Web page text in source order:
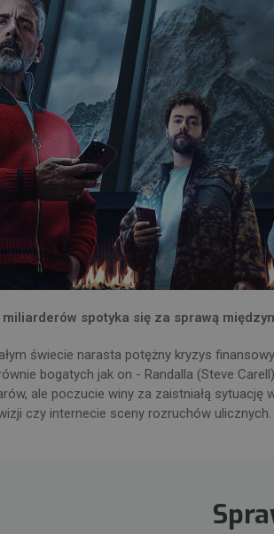
miliarderów spotyka się za sprawą
świecie narasta potężny kryzys
bogatych jak on - Randalla (Steve
ale poczucie winy za zaistniałą
czy internecie sceny rozruchów